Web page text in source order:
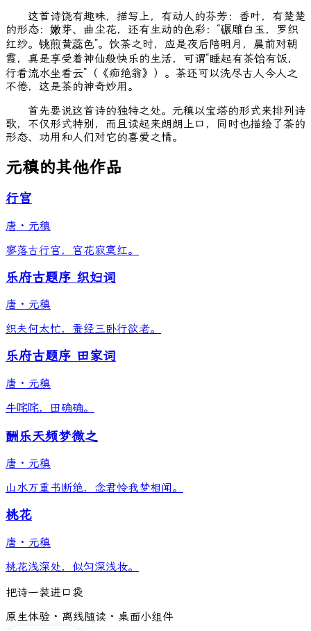
这首诗饶有趣味，描写上，有动人的芬芳：香叶，有楚楚
的形态：嫩芽、曲尘花，还有生动的色彩：“碾雕白玉，罗织
红纱。铫煎黄蕊色”。饮茶之时，应是夜后陪明月，晨前对朝
霞，真是享受着神仙般快乐的生活，可谓“睡起有茶饴有饭，
行看流水坐看云”（《痴绝翁》）。茶还可以洗尽古人今人之
不倦，这是茶的神奇妙用。
首先要说这首诗的独特之处。元稹以宝塔的形式来排列诗
歌，不仅形式特别，而且读起来朗朗上口，同时也描绘了茶的
形态、功用和人们对它的喜爱之情。
元稹的其他作品
行宫
唐 · 元稹
寥落古行宫，宫花寂寞红。
乐府古题序 织妇词
唐 · 元稹
织夫何太忙，蚕经三卧行欲老。
乐府古题序 田家词
唐 · 元稹
牛咤咤，田确确。
酬乐天频梦微之
唐 · 元稹
山水万重书断绝，念君怜我梦相闻。
桃花
唐 · 元稹
桃花浅深处，似匀深浅妆。
把诗一装进口袋
原生体验 · 离线随读 · 桌面小组件